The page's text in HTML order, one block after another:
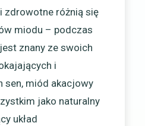
zdrowotne różnią się
miodu – podczas
znany ze swoich
i
sen, miód akacjowy
jako naturalny
układ